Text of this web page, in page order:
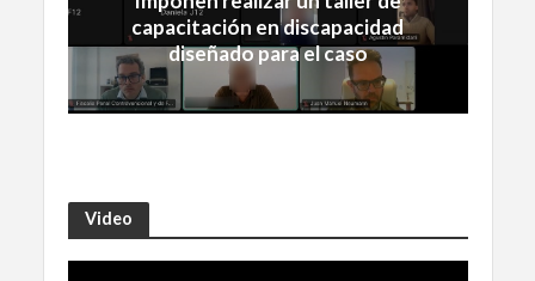
capacitación en discapacidad
diseñado para el caso
Video